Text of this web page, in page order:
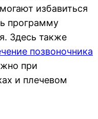
избавиться
программу
Здесь также
позвоночника
при
и плечевом